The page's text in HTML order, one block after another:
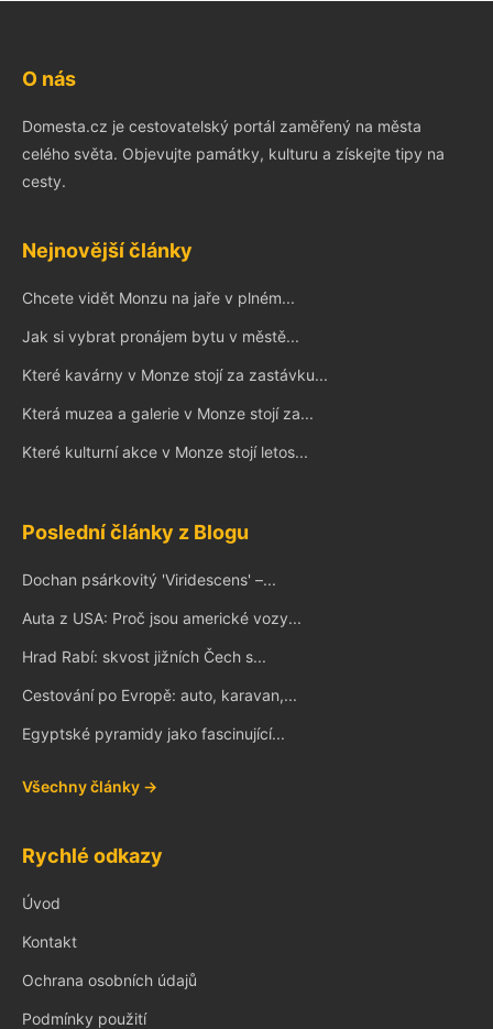
O nás
Domesta.cz je cestovatelský portál zaměřený na města
celého světa. Objevujte památky, kulturu a získejte tipy na
cesty.
Nejnovější články
Chcete vidět Monzu na jaře v plném...
Jak si vybrat pronájem bytu v městě...
Které kavárny v Monze stojí za zastávku...
Která muzea a galerie v Monze stojí za...
Které kulturní akce v Monze stojí letos...
Poslední články z Blogu
Dochan psárkovitý 'Viridescens' –...
Auta z USA: Proč jsou americké vozy...
Hrad Rabí: skvost jižních Čech s...
Cestování po Evropě: auto, karavan,...
Egyptské pyramidy jako fascinující...
Všechny články →
Rychlé odkazy
Úvod
Kontakt
Ochrana osobních údajů
Podmínky použití